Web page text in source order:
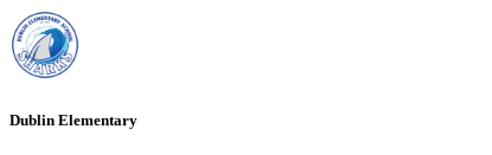
Dublin Elementary